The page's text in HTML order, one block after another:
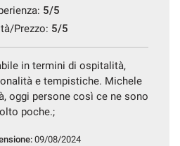
5/5
Prezzo: 5/5
in termini di ospitalità,
e tempistiche. Michele
oggi persone così ce ne sono
poche.;
09/08/2024